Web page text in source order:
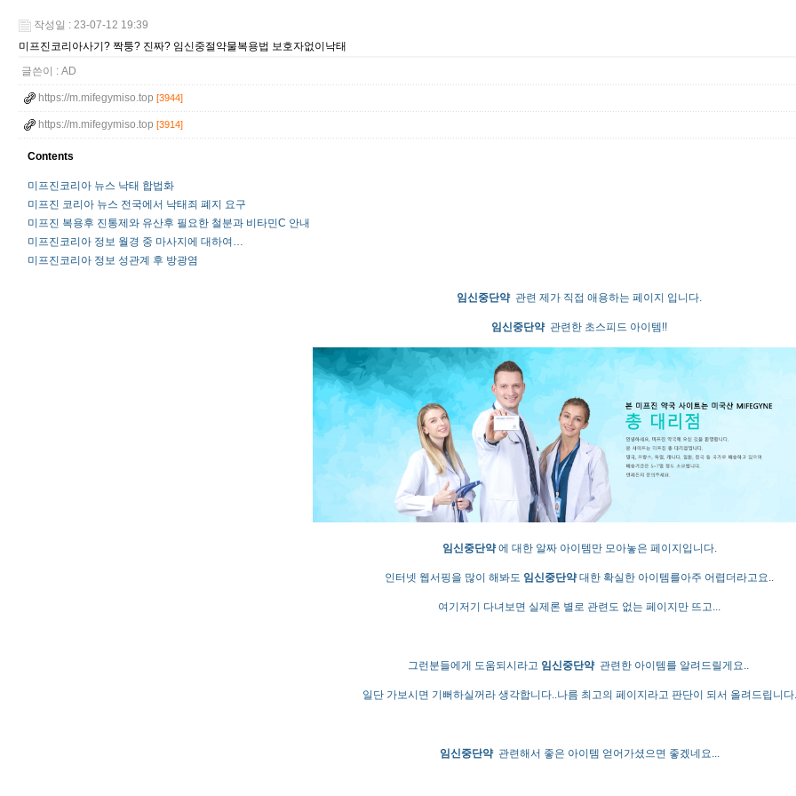
작성일 : 23-07-12 19:39
미프진코리아사기? 짝퉁? 진짜? 임신중절약물복용법 보호자없이낙태
글쓴이 : AD
https://m.mifegymiso.top [3944]
https://m.mifegymiso.top [3914]
Contents
미프진코리아 뉴스 낙태 합법화
미프진 코리아 뉴스 전국에서 낙태죄 폐지 요구
미프진 복용후 진통제와 유산후 필요한 철분과 비타민C 안내
미프진코리아 정보 월경 중 마사지에 대하여…
미프진코리아 정보 성관계 후 방광염
임신중단약관련 제가 직접 애용하는 페이지 입니다.
임신중단약관련한 초스피드 아이템!!
임신중단약에 대한 알짜 아이템만 모아놓은 페이지입니다.
인터넷 웹서핑을 많이 해봐도 임신중단약대한 확실한 아이템를아주 어렵더라고요..
여기저기 다녀보면 실제론 별로 관련도 없는 페이지만 뜨고...
그런분들에게 도움되시라고 임신중단약관련한 아이템를 알려드릴게요..
일단 가보시면 기뻐하실꺼라 생각합니다..나름 최고의 페이지라고 판단이 되서 올려드립니다.
임신중단약관련해서 좋은 아이템 얻어가셨으면 좋겠네요...